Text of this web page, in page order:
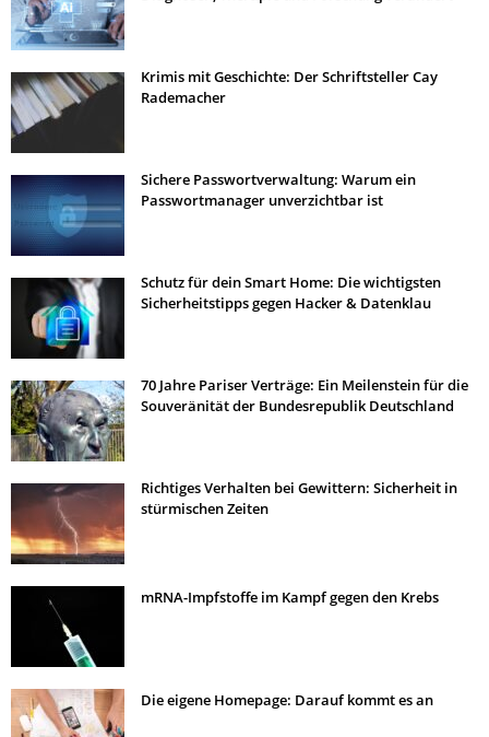
Krimis mit Geschichte: Der Schriftsteller Cay
Rademacher
Sichere Passwortverwaltung: Warum ein
Passwortmanager unverzichtbar ist
Schutz für dein Smart Home: Die wichtigsten
Sicherheitstipps gegen Hacker & Datenklau
70 Jahre Pariser Verträge: Ein Meilenstein für die
Souveränität der Bundesrepublik Deutschland
Richtiges Verhalten bei Gewittern: Sicherheit in
stürmischen Zeiten
mRNA-Impfstoffe im Kampf gegen den Krebs
Die eigene Homepage: Darauf kommt es an